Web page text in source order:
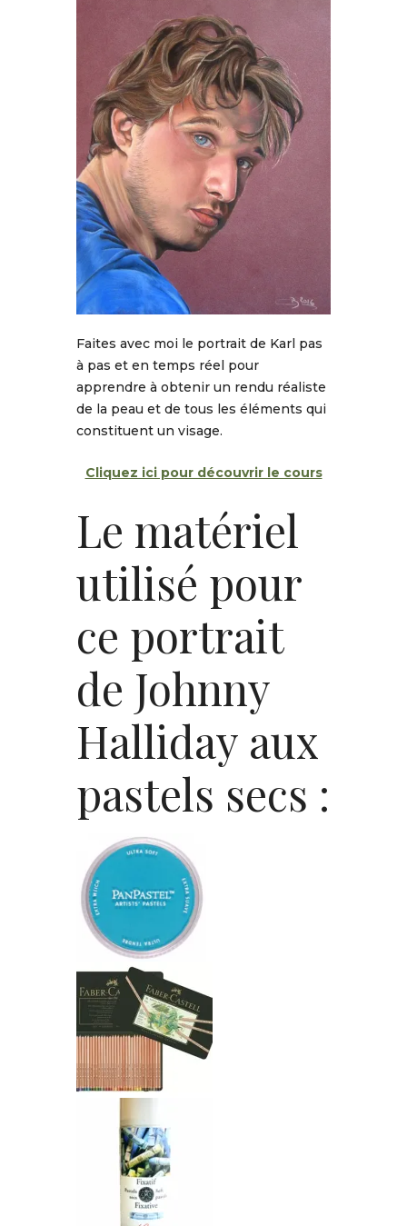
Faites avec moi le portrait de Karl pas
à pas et en temps réel pour
apprendre à obtenir un rendu réaliste
de la peau et de tous les éléments qui
constituent un visage.
Cliquez ici pour découvrir le cours
Le matériel
utilisé pour
ce portrait
de Johnny
Halliday aux
pastels secs :